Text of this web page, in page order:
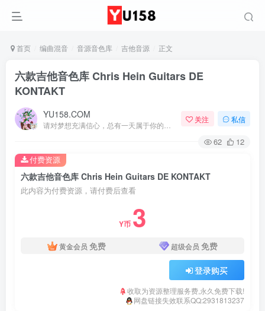
首页 编曲混音 音源音色库 吉他音源 正文
六款吉他音色库 Chris Hein Guitars DE
KONTAKT
YU158.COM 关注 私信
62 12
六款吉他音色库 Chris Hein Guitars DE KONTAKT
此内容为付费资源，请付费后查看
Y币 3
黄金会员 免费 超级会员 免费
登录购买
收取为资源整理服务费,永久免费下载!
网盘链接失效联系QQ:2931813237
付费资源